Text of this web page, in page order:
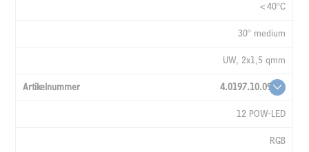
<40°C
30° medium
UW, 2x1,5 qmm
4.0197.10.09
12 POW-LED
RGB